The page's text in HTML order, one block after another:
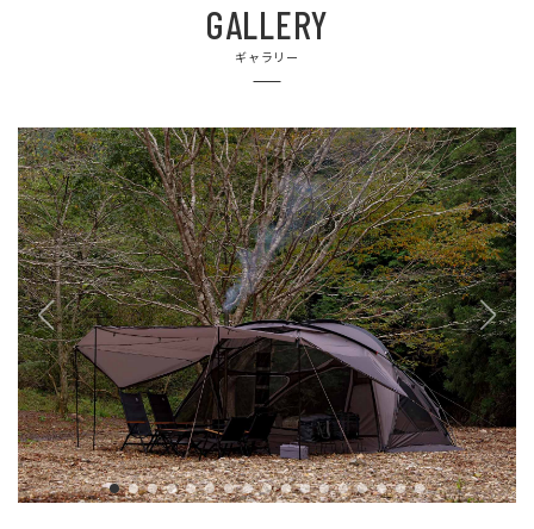
GALLERY
ギャラリー